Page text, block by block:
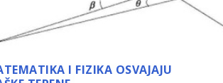
I FIZIKA OSVAJAJU